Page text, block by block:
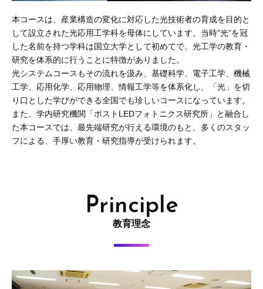
本コースは、産業構造の変化に対応した光技術者の育成を目的と
して設立された光応用工学科を母体にしています。当時”光”を冠
した名前を持つ学科は国立大学として初めてで、光工学の教育・
研究を体系的に行うことに特徴がありました。
光システムコースもその流れを汲み、基礎科学、電子工学、機械
工学、応用化学、応用物理、情報工学等を体系化し、「光」を切
り口とした学びができる全国でも珍しいコースになっています。
また、学内研究機関「ポストLEDフォトニクス研究所」と融合し
た本コースでは、最先端研究が行える環境のもと、多くのスタッ
フによる、手厚い教育・研究指導が受けられます。
Principle
教育理念